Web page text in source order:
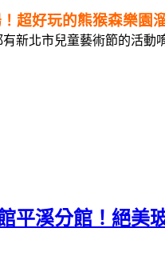
超好玩的熊猴森樂園
新北市兒童藝術節的活動
平溪分館！絕美